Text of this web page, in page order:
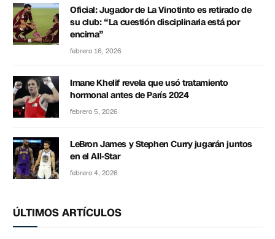
Oficial: Jugador de La Vinotinto es retirado de
su club: “La cuestión disciplinaria está por
encima”
febrero 16, 2026
Imane Khelif revela que usó tratamiento
hormonal antes de París 2024
febrero 5, 2026
LeBron James y Stephen Curry jugarán juntos
en el All-Star
febrero 4, 2026
ÚLTIMOS ARTÍCULOS